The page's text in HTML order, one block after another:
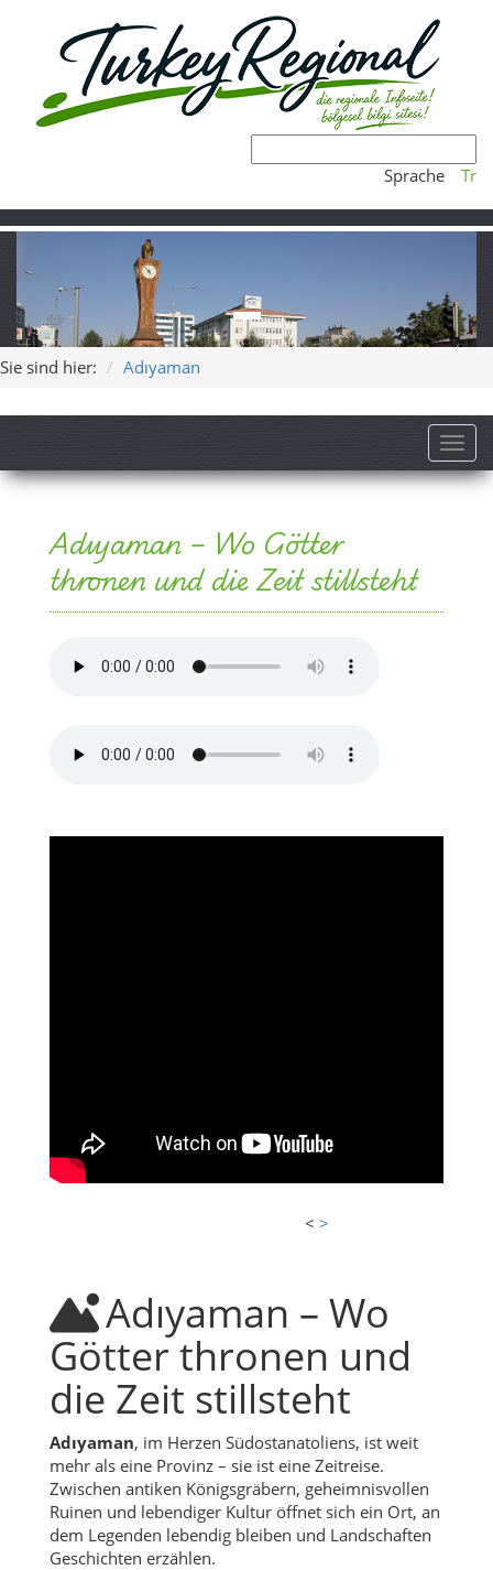
Sprache Tr
Sie sind hier: Adıyaman
Adıyaman – Wo Götter
thronen und die Zeit stillsteht
< >
Adıyaman – Wo
Götter thronen und
die Zeit stillsteht
Adıyaman, im Herzen Südostanatoliens, ist weit
mehr als eine Provinz – sie ist eine Zeitreise.
Zwischen antiken Königsgräbern, geheimnisvollen
Ruinen und lebendiger Kultur öffnet sich ein Ort, an
dem Legenden lebendig bleiben und Landschaften
Geschichten erzählen.